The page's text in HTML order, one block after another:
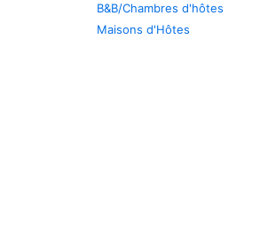
B&B/Chambres d'hôtes
Maisons d'Hôtes